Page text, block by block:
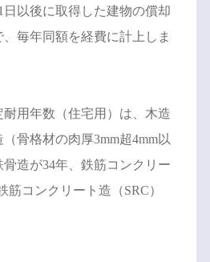
日以後に取得した建物の償却
、毎年同額を経費に計上しま
用年数（住宅用）は、木造
骨格材の肉厚3mm超4mm以
造が34年、鉄筋コンクリー
筋コンクリート造（SRC）